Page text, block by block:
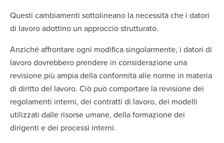
Questi cambiamenti sottolineano la necessità che i datori
di lavoro adottino un approccio strutturato.
Anziché affrontare ogni modifica singolarmente, i datori di
lavoro dovrebbero prendere in considerazione una
revisione più ampia della conformità alle norme in materia
di diritto del lavoro. Ciò può comportare la revisione dei
regolamenti interni, dei contratti di lavoro, dei modelli
utilizzati dalle risorse umane, della formazione dei
dirigenti e dei processi interni.